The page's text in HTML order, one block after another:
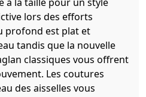
lors des efforts
profond est plat et
tandis que la nouvelle
classiques vous offrent
Les coutures
des aisselles vous